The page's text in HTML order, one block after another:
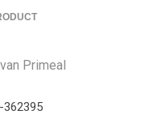
Primeal
362395